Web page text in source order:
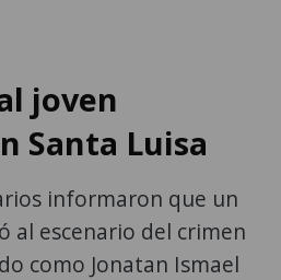
joven
Santa Luisa
informaron que un
al escenario del crimen
como Jonatan Ismael